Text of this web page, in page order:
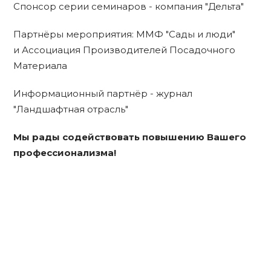
Спонсор серии семинаров - компания "Дельта"
Партнёры мероприятия: ММФ "Сады и люди"
и Ассоциация Производителей Посадочного
Материала
Информационный партнёр - журнал
"Ландшафтная отрасль"
Мы рады содействовать повышению Вашего
профессионализма!